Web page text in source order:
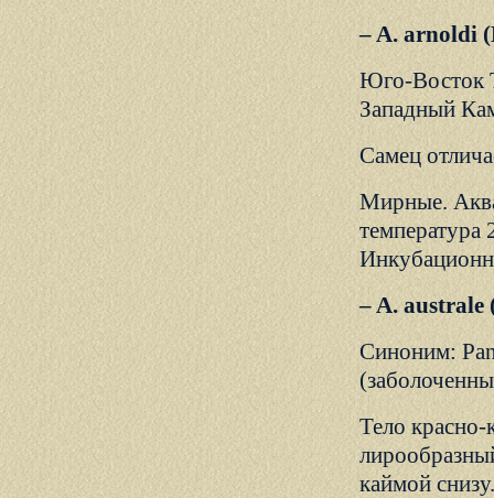
– A. arnoldi
Юго-Восток
Западный
Самец
Мирные.
– A.
Синоним:
Тело
каймой